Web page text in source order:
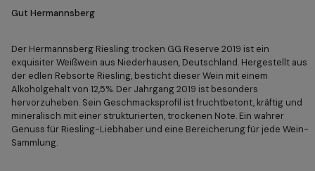
Gut Hermannsberg
Der Hermannsberg Riesling trocken GG Reserve 2019 ist ein
exquisiter Weißwein aus Niederhausen, Deutschland. Hergestellt aus
der edlen Rebsorte Riesling, besticht dieser Wein mit einem
Alkoholgehalt von 12,5%. Der Jahrgang 2019 ist besonders
hervorzuheben. Sein Geschmacksprofil ist fruchtbetont, kräftig und
mineralisch mit einer strukturierten, trockenen Note. Ein wahrer
Genuss für Riesling-Liebhaber und eine Bereicherung für jede Wein-
Sammlung.